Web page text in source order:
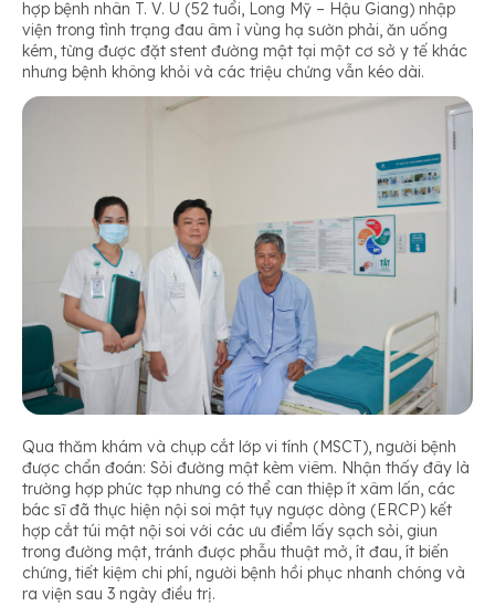
hợp bệnh nhân T. V. U (52 tuổi, Long Mỹ – Hậu Giang) nhập
viện trong tình trạng đau âm ỉ vùng hạ sườn phải, ăn uống
kém, từng được đặt stent đường mật tại một cơ sở y tế khác
nhưng bệnh không khỏi và các triệu chứng vẫn kéo dài.
Qua thăm khám và chụp cắt lớp vi tính (MSCT), người bệnh
được chẩn đoán: Sỏi đường mật kèm viêm. Nhận thấy đây là
trường hợp phức tạp nhưng có thể can thiệp ít xâm lấn, các
bác sĩ đã thực hiện nội soi mật tụy ngược dòng (ERCP) kết
hợp cắt túi mật nội soi với các ưu điểm lấy sạch sỏi, giun
trong đường mật, tránh được phẫu thuật mở, ít đau, ít biến
chứng, tiết kiệm chi phí, người bệnh hồi phục nhanh chóng và
ra viện sau 3 ngày điều trị.